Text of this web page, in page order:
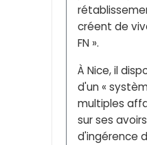
créent de
FN ».
À Nice, il
d'un «
multiples
sur ses
d'ingérence